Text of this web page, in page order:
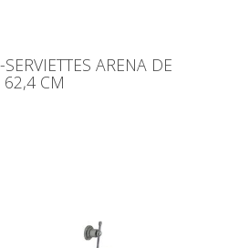
ARENA DE
62,4 CM